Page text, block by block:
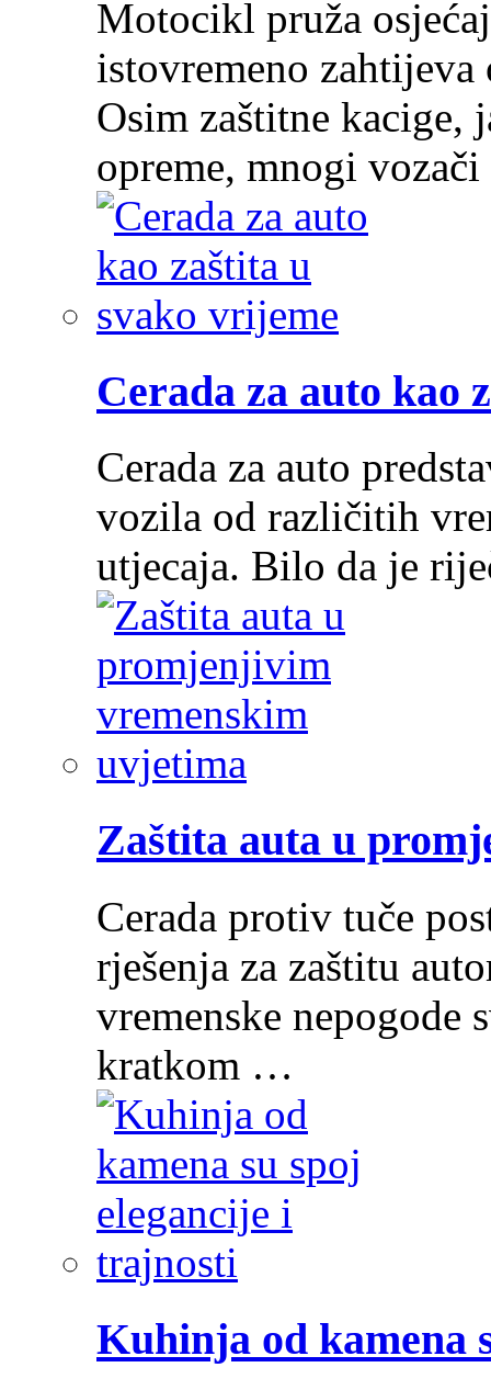
Motocikl pruža
istovremeno
Osim zaštitne kacige,
opreme, mnogi
Cerada za auto kao
Cerada za auto
vozila od različitih
utjecaja. Bilo da je
Zaštita auta u
Cerada protiv tuče
rješenja za zaštitu
vremenske nepogode
kratkom …
Kuhinja od kamena